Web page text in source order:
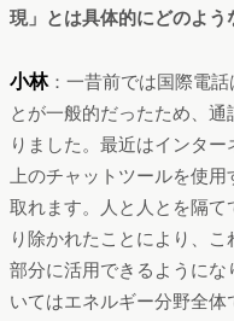
現」とは具体的にどのよう
小林：一昔前では国際電
とが一般的だったため、
りました。最近はインタ
上のチャットツールを使
取れます。人と人とを隔
り除かれたことにより、
部分に活用できるように
いてはエネルギー分野全体